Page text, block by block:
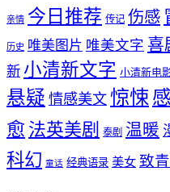
亲情 今日推荐 传记 伤感
历史 唯美图片 唯美文字 喜
新 小清新文字 小清新电
悬疑 情感美文 惊悚
愈 法英美剧 泰剧 温暖
科幻 童话 经典语录 美女 致